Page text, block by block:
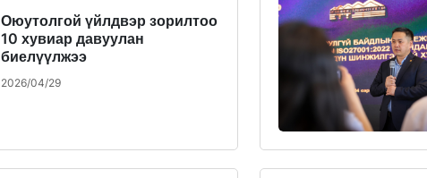
Оюутолгой үйлдвэр зорилтоо
10 хувиар давуулан
биелүүлжээ
2026/04/29